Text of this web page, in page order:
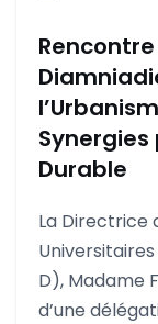
Rencontre
Durable
La Directrice
D), Madame
d’une